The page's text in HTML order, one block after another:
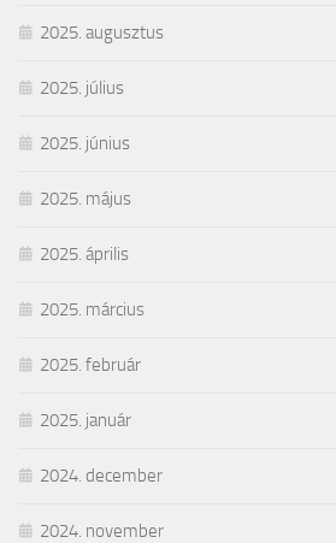
2025. augusztus
2025. július
2025. június
2025. május
2025. április
2025. március
2025. február
2025. január
2024. december
2024. november